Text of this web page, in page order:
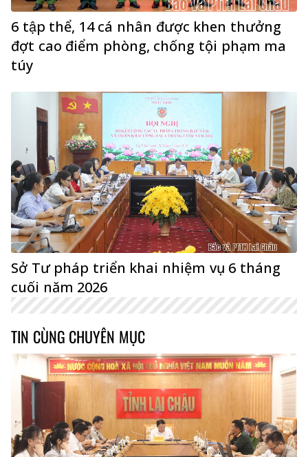
6 tập thể, 14 cá nhân được khen thưởng
đợt cao điểm phòng, chống tội phạm ma
túy
Sở Tư pháp triển khai nhiệm vụ 6 tháng
cuối năm 2026
TIN CÙNG CHUYÊN MỤC